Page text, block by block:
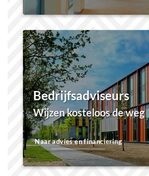
Bedrijfsadviseurs
Wijzen kosteloos de weg
Naar advies en financiering